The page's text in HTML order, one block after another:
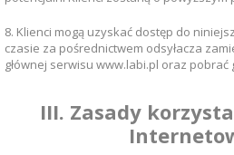
8. Klienci mogą uzyskać dostęp do
czasie za pośrednictwem odsyłacza
głównej serwisu www.labi.pl oraz
III. Zasady